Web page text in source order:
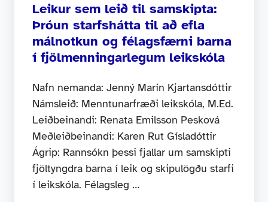
Leikur sem leið til samskipta:
Þróun starfshátta til að efla
málnotkun og félagsfærni barna
í fjölmenningarlegum leikskóla
Nafn nemanda: Jenný Marín Kjartansdóttir
Námsleið: Menntunarfræði leikskóla, M.Ed.
Leiðbeinandi: Renata Emilsson Pesková
Meðleiðbeinandi: Karen Rut Gísladóttir
Ágrip: Rannsókn þessi fjallar um samskipti
fjöltyngdra barna í leik og skipulögðu starfi
í leikskóla. Félagsleg …